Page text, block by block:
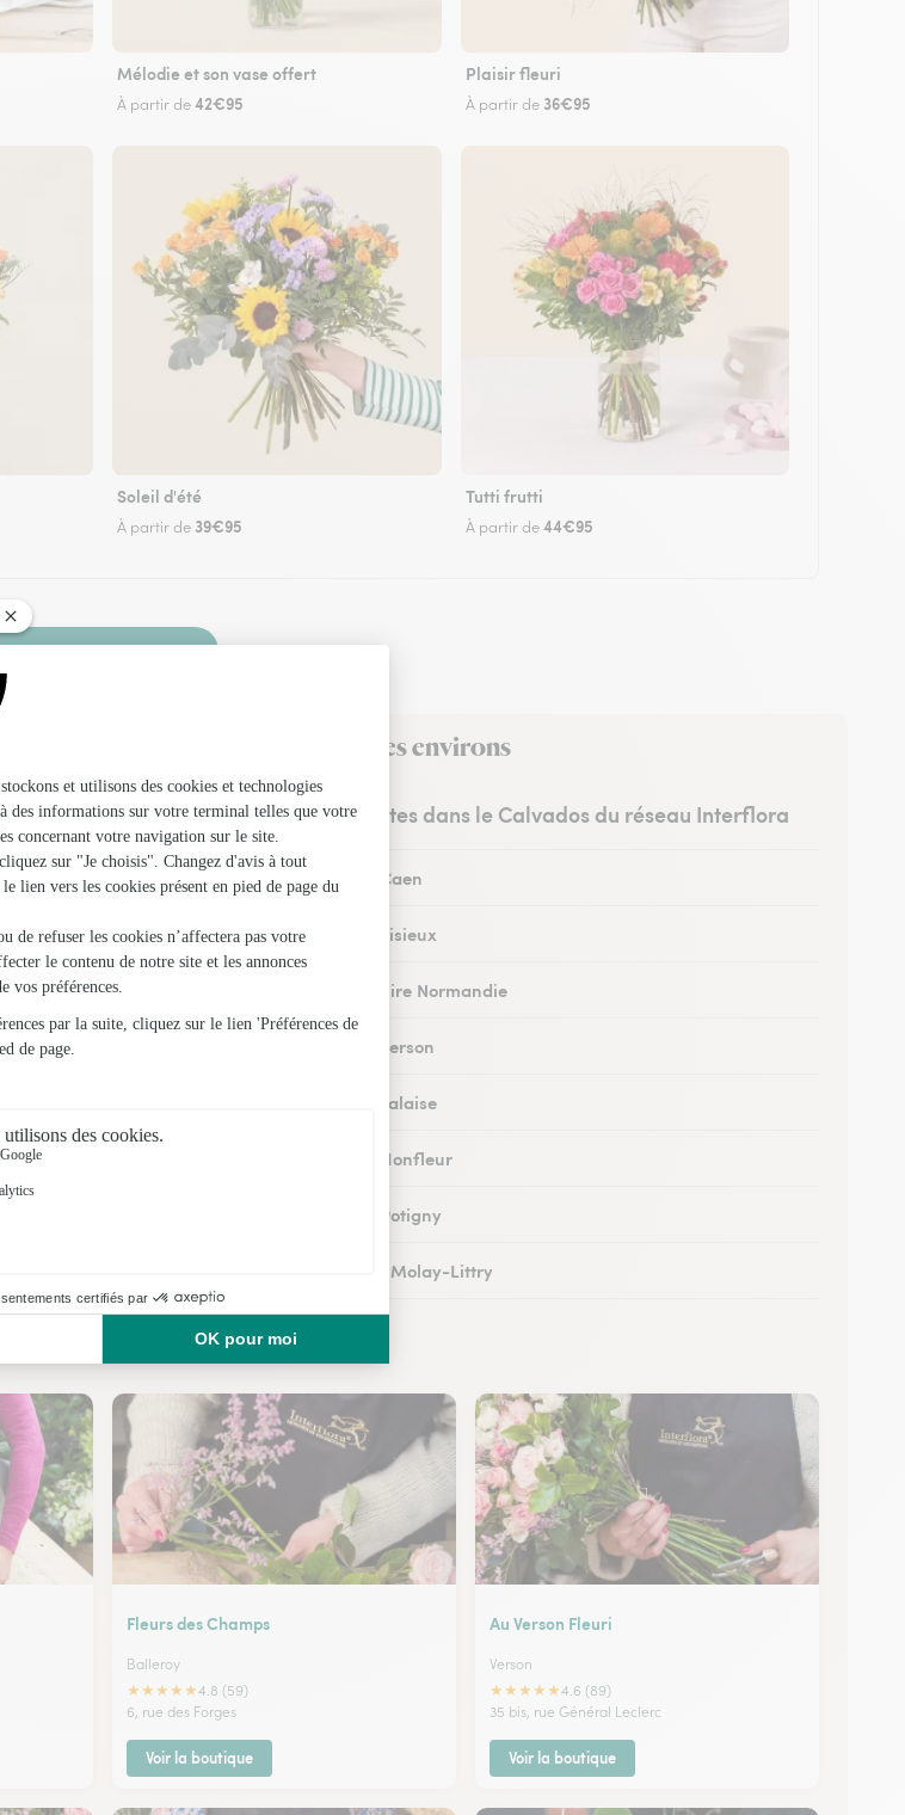
Mélodie et son vase offert
À partir de42€95
Plaisir fleuri
À partir de 36€95
Soleil d'été
À partir de 39€95
Tutti frutti
À partir de44€95
Faire livrer des fleurs
à Hottot-les-Bagues et dans ses environs
Les fleuristes dans le Calvados du réseau Interflora
Fleuristes à Caen
Fleuristes à Lisieux
Fleuristes à Vire Normandie
Fleuristes à Verson
Fleuristes à Falaise
Fleuristes à Honfleur
Fleuristes à Potigny
Fleuristes au Molay-Littry
à Hottot-les-Bagues
Fleurs des Champs
Balleroy
★★★★★4.8 (59)
6, rue des Forges
Voir la boutique
Au Verson Fleuri
Verson
★★★★★4.6 (89)
35 bis, rue Général Leclerc
Voir la boutique